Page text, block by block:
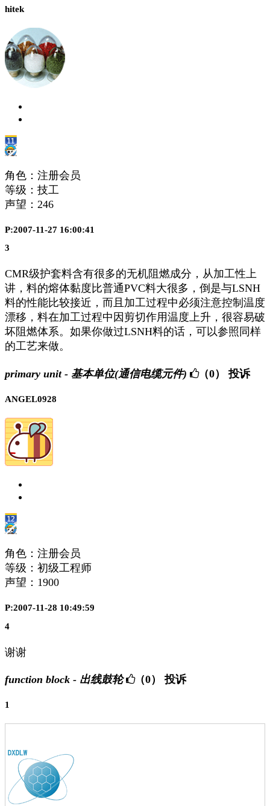
hitek
角色：注册会员
等级：技工
声望： 246
P:2007-11-27 16:00:41
3
CMR级护套料含有很多的无机阻燃成分，从加工性上
讲，料的熔体黏度比普通PVC料大很多，倒是与LSNH
料的性能比较接近，而且加工过程中必须注意控制温度
漂移，料在加工过程中因剪切作用温度上升，很容易破
坏阻燃体系。如果你做过LSNH料的话，可以参照同样
的工艺来做。
primary unit - 基本单位(通信电缆元件) （0） 投诉
ANGEL0928
角色：注册会员
等级：初级工程师
声望： 1900
P:2007-11-28 10:49:59
4
谢谢
function block - 出线鼓轮 （0） 投诉
1